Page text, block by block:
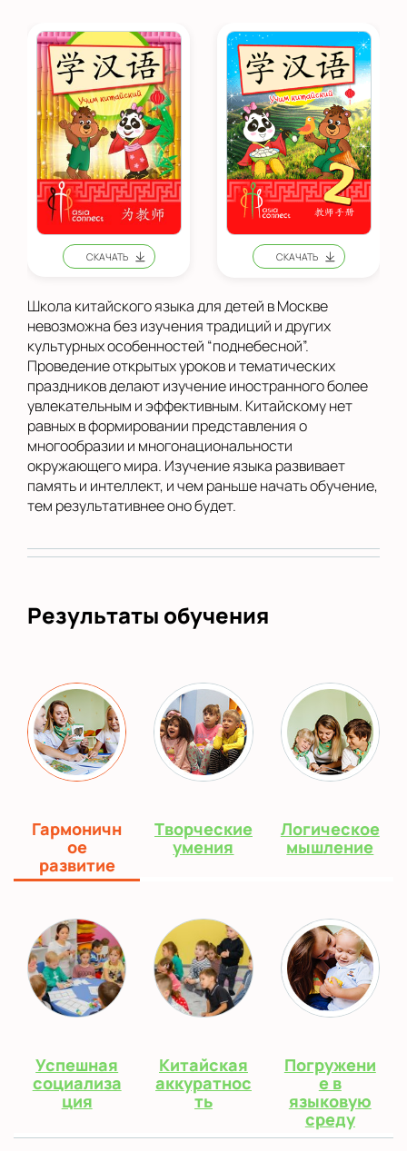
Школа китайского языка для детей в Москве
невозможна без изучения традиций и других
культурных особенностей “поднебесной”.
Проведение открытых уроков и тематических
праздников делают изучение иностранного более
увлекательным и эффективным. Китайскому нет
равных в формировании представления о
многообразии и многонациональности
окружающего мира. Изучение языка развивает
память и интеллект, и чем раньше начать обучение,
тем результативнее оно будет.
Результаты обучения
Гармоничн
ое
развитие
Творческие
умения
Логическое
мышление
Успешная
социализа
ция
Китайская
аккуратнос
ть
Погружени
е в
языковую
среду